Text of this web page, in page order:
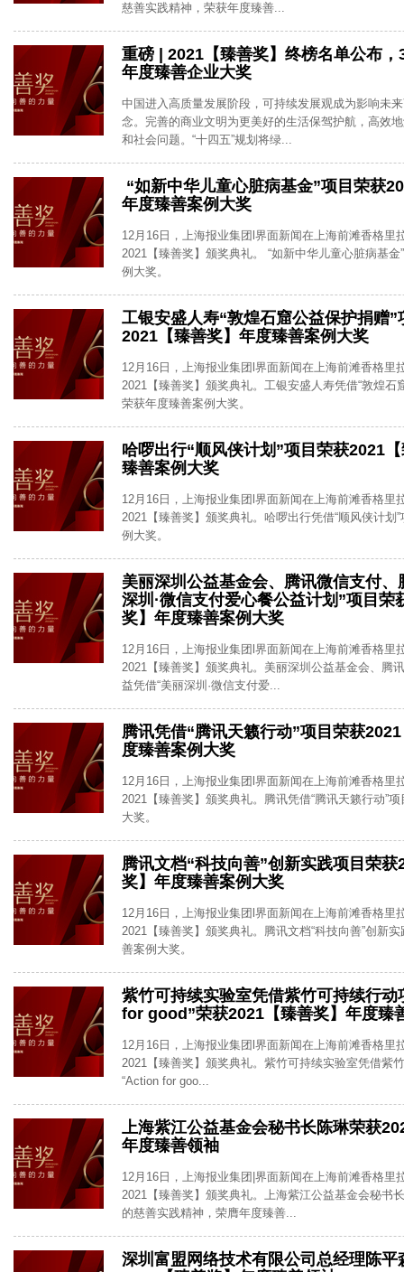
慈善实践精神，荣获年度臻善...
重磅 | 2021【臻善奖】终榜名单公布，
年度臻善企业大奖
中国进入高质量发展阶段，可持续发展观成为影响未
念。完善的商业文明为更美好的生活保驾护航，高效
和社会问题。“十四五”规划将绿...
“如新中华儿童心脏病基金”项目荣获
年度臻善案例大奖
12月16日，上海报业集团l界面新闻在上海前滩香格里
2021【臻善奖】颁奖典礼。 “如新中华儿童心脏病基金
例大奖。
工银安盛人寿“敦煌石窟公益保护捐赠”
2021【臻善奖】年度臻善案例大奖
12月16日，上海报业集团l界面新闻在上海前滩香格里
2021【臻善奖】颁奖典礼。工银安盛人寿凭借“敦煌石
荣获年度臻善案例大奖。
哈啰出行“顺风侠计划”项目荣获2021
臻善案例大奖
12月16日，上海报业集团l界面新闻在上海前滩香格里
2021【臻善奖】颁奖典礼。哈啰出行凭借“顺风侠计划
例大奖。
美丽深圳公益基金会、腾讯微信支付、
深圳·微信支付爱心餐公益计划”项目荣
奖】年度臻善案例大奖
12月16日，上海报业集团l界面新闻在上海前滩香格里
2021【臻善奖】颁奖典礼。美丽深圳公益基金会、腾
益凭借“美丽深圳·微信支付爱...
腾讯凭借“腾讯天籁行动”项目荣获
度臻善案例大奖
12月16日，上海报业集团l界面新闻在上海前滩香格里
2021【臻善奖】颁奖典礼。腾讯凭借“腾讯天籁行动”
大奖。
腾讯文档“科技向善”创新实践项目荣获
奖】年度臻善案例大奖
12月16日，上海报业集团l界面新闻在上海前滩香格里
2021【臻善奖】颁奖典礼。腾讯文档“科技向善”创新
善案例大奖。
紫竹可持续实验室凭借紫竹可持续行
for good”荣获2021【臻善奖】年度臻
12月16日，上海报业集团l界面新闻在上海前滩香格里
2021【臻善奖】颁奖典礼。紫竹可持续实验室凭借紫
“Action for goo...
上海紫江公益基金会秘书长陈琳荣获
年度臻善领袖
12月16日，上海报业集团|界面新闻在上海前滩香格里
2021【臻善奖】颁奖典礼。上海紫江公益基金会秘书
的慈善实践精神，荣膺年度臻善...
深圳富盟网络技术有限公司总经理陈平